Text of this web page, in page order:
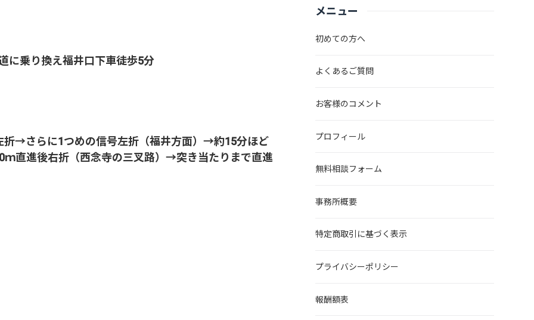
に乗り換え福井口下車徒歩5分
→さらに1つめの信号左折（福井方面）→約15分ほど
直進後右折（西念寺の三叉路）→突き当たりまで直進
メニュー
初めての方へ
よくあるご質問
お客様のコメント
プロフィール
無料相談フォーム
事務所概要
特定商取引に基づく表示
プライバシーポリシー
報酬額表